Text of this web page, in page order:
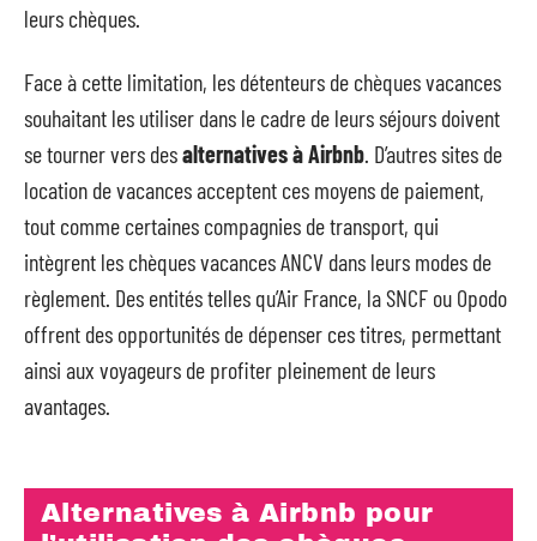
leurs chèques.
Face à cette limitation, les détenteurs de chèques vacances
souhaitant les utiliser dans le cadre de leurs séjours doivent
se tourner vers desalternatives à Airbnb . D’autres sites de
location de vacances acceptent ces moyens de paiement,
tout comme certaines compagnies de transport, qui
intègrent les chèques vacances ANCV dans leurs modes de
règlement. Des entités telles qu’Air France, la SNCF ou Opodo
offrent des opportunités de dépenser ces titres, permettant
ainsi aux voyageurs de profiter pleinement de leurs
avantages.
Alternatives à Airbnb pour